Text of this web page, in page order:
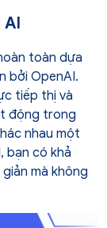
AI
toàn dựa
bởi OpenAI.
tiếp thị và
động trong
nhau một
bạn có khả
mà không